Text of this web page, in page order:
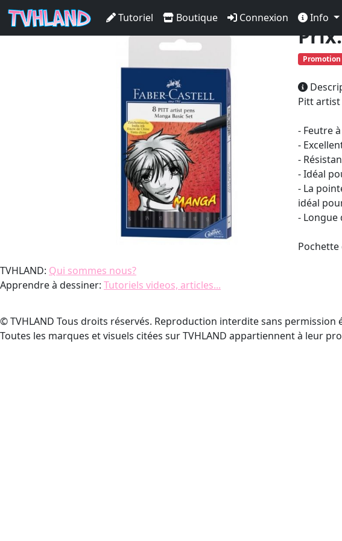
Tutoriel Boutique Connexion Info
Pitt set Manga - 8 feutres (garcon)
Promotion
Pitt artist
- Feutre
-
-
- Idéal
- La
idéal
-
Pochette
TVHLAND: Qui sommes nous?
Apprendre à dessiner: Tutoriels videos, articles...
© TVHLAND Tous droits réservés. Reproduction interdite sans permission
Toutes les marques et visuels citées sur TVHLAND appartiennent à leur